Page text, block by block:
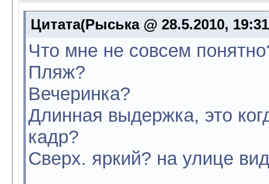
Цитата(Рыська @ 28.5.2010,
Что мне не совсем
Пляж?
Вечеринка?
Длинная выдержка, это
кадр?
Сверх. яркий? на улице